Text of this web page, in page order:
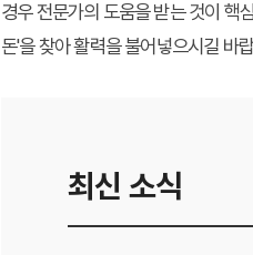
경우 전문가의 도움을 받는 것이 핵
돈'을 찾아 활력을 불어넣으시길 바
최신 소식